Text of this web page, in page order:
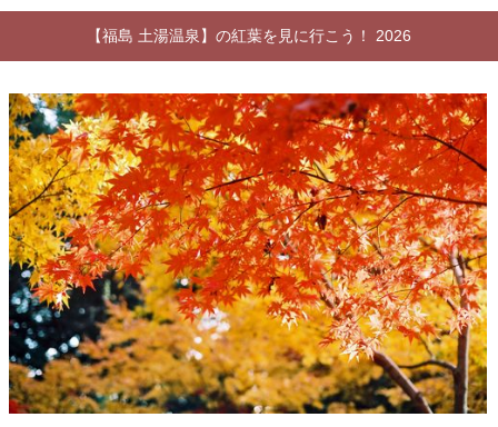
【福島 土湯温泉】の紅葉を見に行こう！ 2026